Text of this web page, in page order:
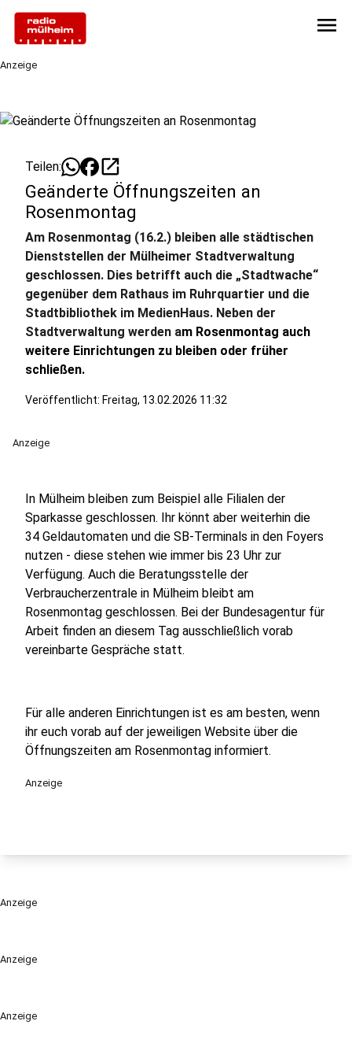
menu
Anzeige
Anzeige
Anzeige
Teilen: open_in_new
Geänderte Öffnungszeiten an
Rosenmontag
Am Rosenmontag (16.2.) bleiben alle städtischen
Dienststellen der Mülheimer Stadtverwaltung
geschlossen. Dies betrifft auch die „Stadtwache“
gegenüber dem Rathaus im Ruhrquartier und die
Stadtbibliothek im MedienHaus. Neben der
Stadtverwaltung werden am Rosenmontag auch
weitere Einrichtungen zu bleiben oder früher
schließen.
Veröffentlicht: Freitag, 13.02.2026 11:32
Anzeige
In Mülheim bleiben zum Beispiel alle Filialen der
Sparkasse geschlossen. Ihr könnt aber weiterhin die
34 Geldautomaten und die SB-Terminals in den Foyers
nutzen - diese stehen wie immer bis 23 Uhr zur
Verfügung. Auch die Beratungsstelle der
Verbraucherzentrale in Mülheim bleibt am
Rosenmontag geschlossen. Bei der Bundesagentur für
Arbeit finden an diesem Tag ausschließlich vorab
vereinbarte Gespräche statt.
Für alle anderen Einrichtungen ist es am besten, wenn
ihr euch vorab auf der jeweiligen Website über die
Öffnungszeiten am Rosenmontag informiert.
Anzeige
Anzeige